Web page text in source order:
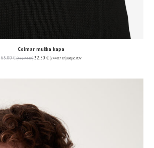
Colmar muška kapa
65.00€ (489.74 kn) 32.50 € (244.87 kn) uključ. PDV